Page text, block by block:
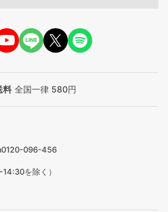
料 全国一律 580円
0120-096-456
を除く）